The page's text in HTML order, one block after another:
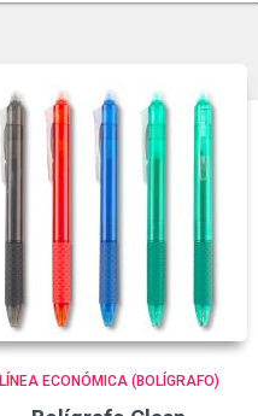
LÍNEA ECONÓMICA (BOLÍGRAFO)